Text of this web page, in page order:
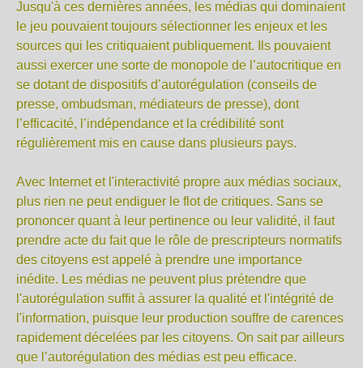
Jusqu'à ces dernières années, les médias qui dominaient
le jeu pouvaient toujours sélectionner les enjeux et les
sources qui les critiquaient publiquement. Ils pouvaient
aussi exercer une sorte de monopole de l’autocritique en
se dotant de dispositifs d’autorégulation (conseils de
presse, ombudsman, médiateurs de presse), dont
l’efficacité, l’indépendance et la crédibilité sont
régulièrement mis en cause dans plusieurs pays.
Avec Internet et l'interactivité propre aux médias sociaux,
plus rien ne peut endiguer le flot de critiques. Sans se
prononcer quant à leur pertinence ou leur validité, il faut
prendre acte du fait que le rôle de prescripteurs normatifs
des citoyens est appelé à prendre une importance
inédite. Les médias ne peuvent plus prétendre que
l'autorégulation suffit à assurer la qualité et l'intégrité de
l'information, puisque leur production souffre de carences
rapidement décelées par les citoyens. On sait par ailleurs
que l’autorégulation des médias est peu efficace.